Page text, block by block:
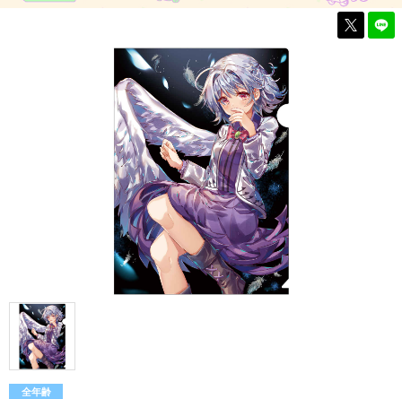
全年齢